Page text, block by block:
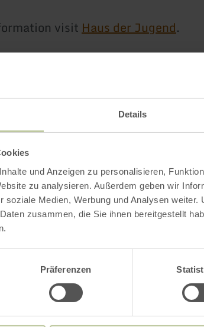
Details
und Anzeigen zu personalisieren,
zu analysieren. Außerdem geben wir
soziale Medien, Werbung und Analysen
zusammen, die Sie ihnen bereitgestellt
Präferenzen
visitHaus der Jugend.
der Jugend, 2nd floor in the
6346